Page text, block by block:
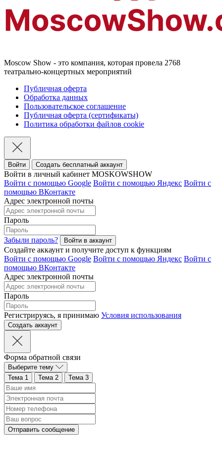
Moscow Show - это компания, которая провела 2768
театрально-концертных мероприятий
Публичная оферта
Обработка данных
Пользовательское соглашение
Публичная оферта (сертификаты)
Политика обработки файлов cookie
Войти Создать бесплатный аккаунт
Войти в личный кабинет MOSKOWSHOW
Войти с помощью Google Войти с помощью Яндекс Войти с
помощью ВКонтакте
Адрес электронной почты
Пароль
Забыли пароль?
Создайте аккаунт и получите доступ к функциям
Войти с помощью Google Войти с помощью Яндекс Войти с
помощью ВКонтакте
Адрес электронной почты
Пароль
Регистрируясь, я принимаю Условия использования
Форма обратной связи
Выберите тему
Тема 1
Тема 2 Тема 3
Отправить сообщение